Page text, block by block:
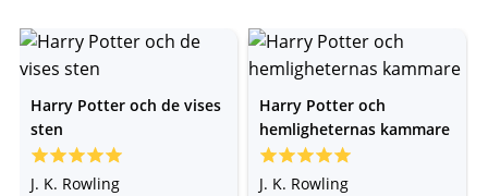
Harry Potter och de vises
sten
J. K. Rowling
Harry Potter och
hemligheternas kammare
J. K. Rowling